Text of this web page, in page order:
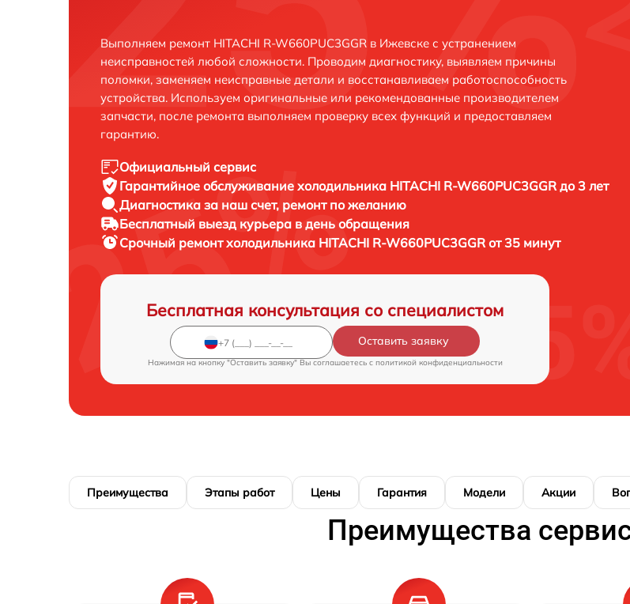
Выполняем ремонт HITACHI R-W660PUC3GGR в Ижевске с устранением
неисправностей любой сложности. Проводим диагностику, выявляем причины
поломки, заменяем неисправные детали и восстанавливаем работоспособность
устройства. Используем оригинальные или рекомендованные производителем
запчасти, после ремонта выполняем проверку всех функций и предоставляем
гарантию.
Официальный сервис
Гарантийное обслуживание холодильника HITACHI R-W660PUC3GGR до 3 лет
Диагностика за наш счет, ремонт по желанию
Бесплатный выезд курьера в день обращения
Срочный ремонтхолодильника HITACHI R-W660PUC3GGR от 35 минут
Бесплатная консультация со специалистом
Оставить заявку
Нажимая на кнопку "Оставить заявку" Вы соглашаетесь c политикой конфиденциальности
Преимущества Этапы работ Цены Гарантия Модели Акции
Преимущества